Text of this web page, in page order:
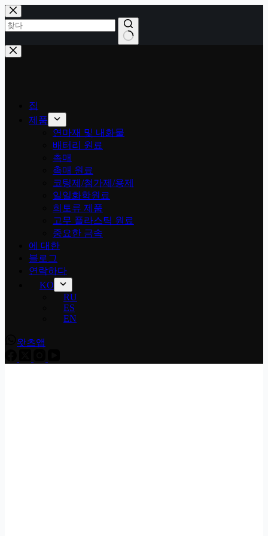
콘
텐
츠
로
건
결
집
제품
연마재 및 내화물
배터리 원료
촉매
촉매 원료
코팅제/첨가제/용제
일일화학원료
희토류 제품
고무 플라스틱 원료
중요한 금속
에 대한
블로그
연락하다
KO
RU
ES
EN
왓츠앱